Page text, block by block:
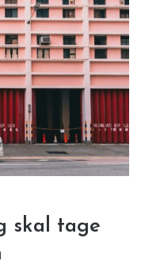
skal tage